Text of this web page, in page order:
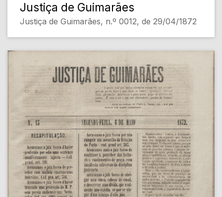
Justiça de Guimarães
Justiça de Guimarães, n.º 0012, de 29/04/1872